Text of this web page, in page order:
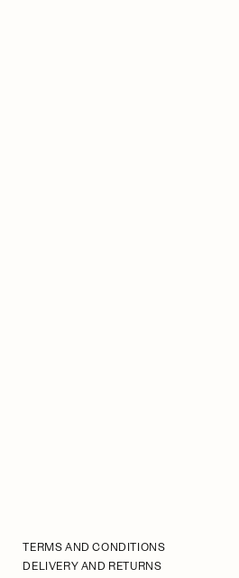
TERMS AND CONDITIONS
DELIVERY AND RETURNS